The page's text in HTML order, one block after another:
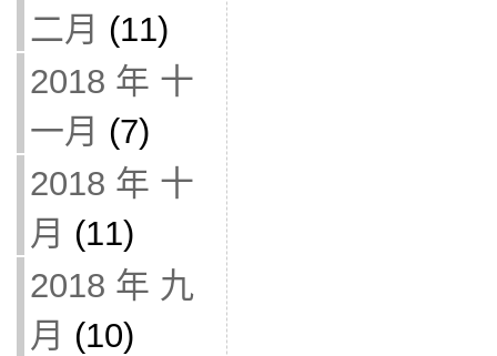
二月 (11)
2018 年 十
一月 (7)
2018 年 十
月 (11)
2018 年 九
月 (10)